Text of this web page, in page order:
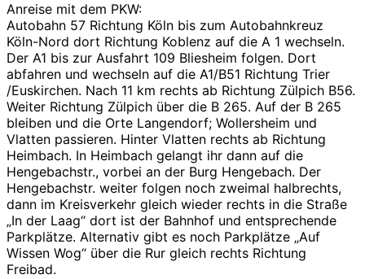
Anreise mit dem PKW:
Autobahn 57 Richtung Köln bis zum Autobahnkreuz
Köln-Nord dort Richtung Koblenz auf die A 1 wechseln.
Der A1 bis zur Ausfahrt 109 Bliesheim folgen. Dort
abfahren und wechseln auf die A1/B51 Richtung Trier
/Euskirchen. Nach 11 km rechts ab Richtung Zülpich B56.
Weiter Richtung Zülpich über die B 265. Auf der B 265
bleiben und die Orte Langendorf; Wollersheim und
Vlatten passieren. Hinter Vlatten rechts ab Richtung
Heimbach. In Heimbach gelangt ihr dann auf die
Hengebachstr., vorbei an der Burg Hengebach. Der
Hengebachstr. weiter folgen noch zweimal halbrechts,
dann im Kreisverkehr gleich wieder rechts in die Straße
„In der Laag“ dort ist der Bahnhof und entsprechende
Parkplätze. Alternativ gibt es noch Parkplätze „Auf
Wissen Wog“ über die Rur gleich rechts Richtung
Freibad.